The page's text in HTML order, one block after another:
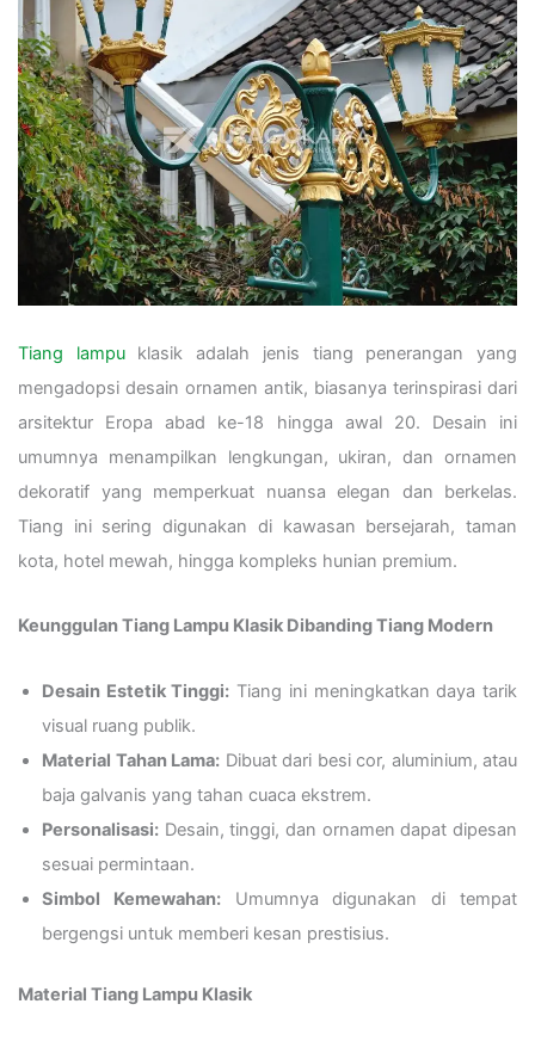
Tiang lampuklasik adalah jenis tiang penerangan yang
mengadopsi desain ornamen antik, biasanya terinspirasi dari
arsitektur Eropa abad ke-18 hingga awal 20. Desain ini
umumnya menampilkan lengkungan, ukiran, dan ornamen
dekoratif yang memperkuat nuansa elegan dan berkelas.
Tiang ini sering digunakan di kawasan bersejarah, taman
kota, hotel mewah, hingga kompleks hunian premium.
Keunggulan Tiang Lampu Klasik Dibanding Tiang Modern
Desain Estetik Tinggi: Tiang ini meningkatkan daya tarik
visual ruang publik.
Material Tahan Lama: Dibuat dari besi cor, aluminium, atau
baja galvanis yang tahan cuaca ekstrem.
Personalisasi: Desain, tinggi, dan ornamen dapat dipesan
sesuai permintaan.
Simbol Kemewahan:Umumnya digunakan di tempat
bergengsi untuk memberi kesan prestisius.
Material Tiang Lampu Klasik